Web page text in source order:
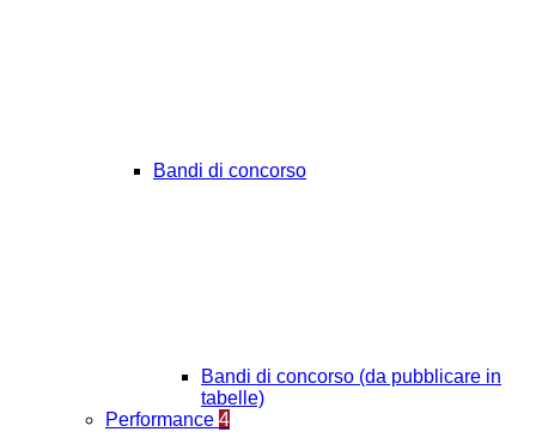
Bandi di concorso
Bandi di concorso (da pubblicare in
tabelle)
Performance 4